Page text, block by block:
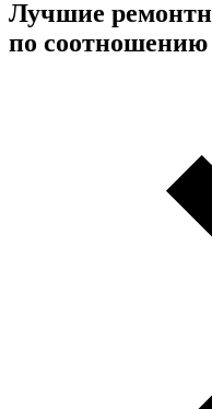
Лучшие
по соотношению